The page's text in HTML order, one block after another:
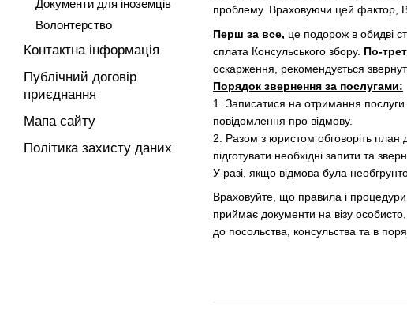
проблему. Враховуючи цей фактор,
Перш за все, це подорож в обидві
сплата Консульського збору. По-
оскарження, рекомендується
Порядок звернення за послугами:
1. Записатися на отримання послуги
повідомлення про відмову.
2. Разом з юристом обговоріть план
підготувати необхідні запити та
У разі, якщо відмова була
Враховуйте, що правила і процедури
приймає документи на візу
до посольства, консульства та в
Документи для іноземців
Волонтерство
Контактна інформація
Публічний договір
приєднання
Мапа сайту
Політика захисту даних